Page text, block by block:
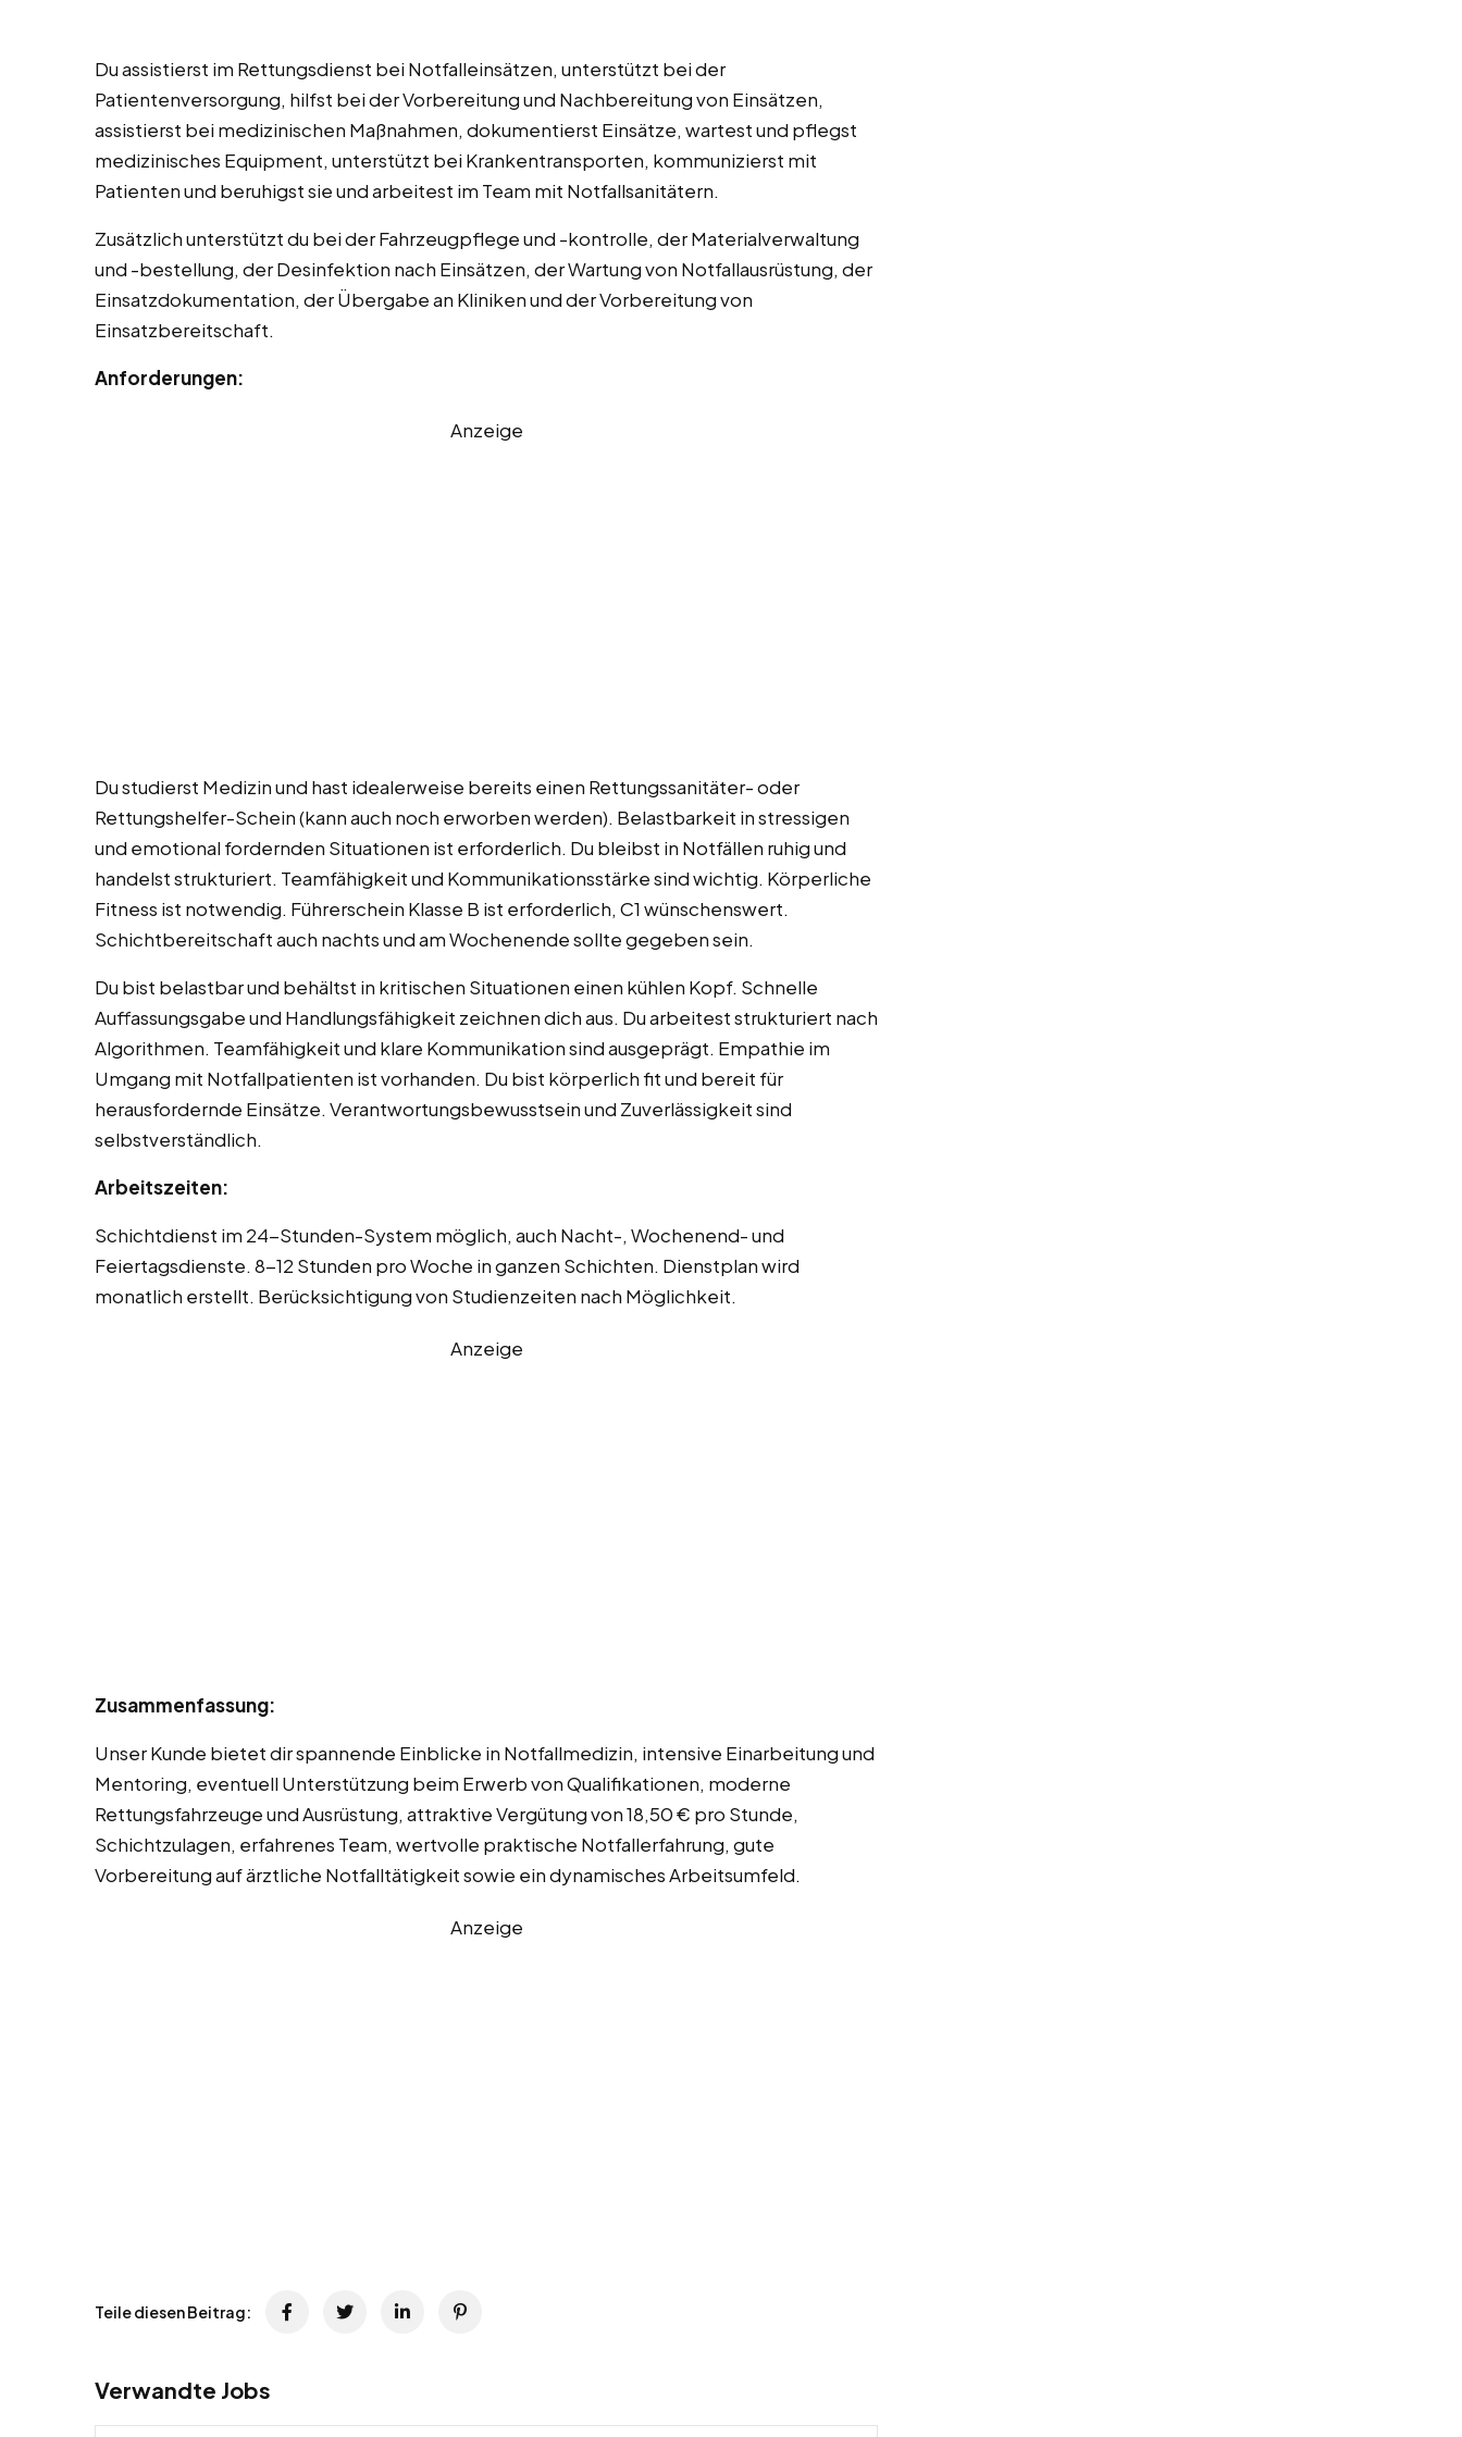
Du assistierst im Rettungsdienst bei Notfalleinsätzen, unterstützt bei der
Patientenversorgung, hilfst bei der Vorbereitung und Nachbereitung von Einsätzen,
assistierst bei medizinischen Maßnahmen, dokumentierst Einsätze, wartest und pflegst
medizinisches Equipment, unterstützt bei Krankentransporten, kommunizierst mit
Patienten und beruhigst sie und arbeitest im Team mit Notfallsanitätern.
Zusätzlich unterstützt du bei der Fahrzeugpflege und -kontrolle, der Materialverwaltung
und -bestellung, der Desinfektion nach Einsätzen, der Wartung von Notfallausrüstung, der
Einsatzdokumentation, der Übergabe an Kliniken und der Vorbereitung von
Einsatzbereitschaft.
Anforderungen:
Anzeige
Du studierst Medizin und hast idealerweise bereits einen Rettungssanitäter- oder
Rettungshelfer-Schein (kann auch noch erworben werden). Belastbarkeit in stressigen
und emotional fordernden Situationen ist erforderlich. Du bleibst in Notfällen ruhig und
handelst strukturiert. Teamfähigkeit und Kommunikationsstärke sind wichtig. Körperliche
Fitness ist notwendig. Führerschein Klasse B ist erforderlich, C1 wünschenswert.
Schichtbereitschaft auch nachts und am Wochenende sollte gegeben sein.
Du bist belastbar und behältst in kritischen Situationen einen kühlen Kopf. Schnelle
Auffassungsgabe und Handlungsfähigkeit zeichnen dich aus. Du arbeitest strukturiert nach
Algorithmen. Teamfähigkeit und klare Kommunikation sind ausgeprägt. Empathie im
Umgang mit Notfallpatienten ist vorhanden. Du bist körperlich fit und bereit für
herausfordernde Einsätze. Verantwortungsbewusstsein und Zuverlässigkeit sind
selbstverständlich.
Arbeitszeiten:
Schichtdienst im 24-Stunden-System möglich, auch Nacht-, Wochenend- und
Feiertagsdienste. 8-12 Stunden pro Woche in ganzen Schichten. Dienstplan wird
monatlich erstellt. Berücksichtigung von Studienzeiten nach Möglichkeit.
Anzeige
Zusammenfassung:
Unser Kunde bietet dir spannende Einblicke in Notfallmedizin, intensive Einarbeitung und
Mentoring, eventuell Unterstützung beim Erwerb von Qualifikationen, moderne
Rettungsfahrzeuge und Ausrüstung, attraktive Vergütung von 18,50 € pro Stunde,
Schichtzulagen, erfahrenes Team, wertvolle praktische Notfallerfahrung, gute
Vorbereitung auf ärztliche Notfalltätigkeit sowie ein dynamisches Arbeitsumfeld.
Anzeige
Teile diesen Beitrag:
Verwandte Jobs